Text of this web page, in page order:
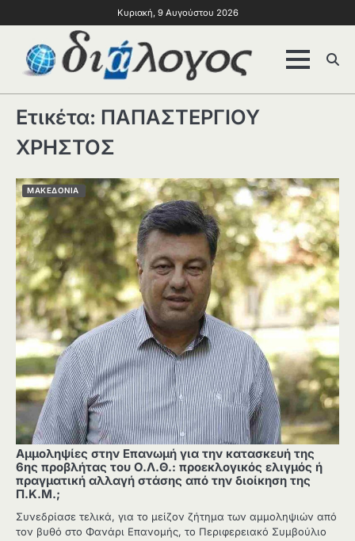
Κυριακή, 9 Αυγούστου 2026
Ετικέτα: ΠΑΠΑΣΤΕΡΓΙΟΥ
ΧΡΗΣΤΟΣ
ΜΑΚΕΔΟΝΙΑ
Αμμοληψίες στην Επανωμή για την κατασκευή της
6ης προβλήτας του Ο.Λ.Θ.: προεκλογικός ελιγμός ή
πραγματική αλλαγή στάσης από την διοίκηση της
Π.Κ.Μ.;
Συνεδρίασε τελικά, για το μείζον ζήτημα των αμμοληψιών από
τον βυθό στο Φανάρι Επανομής, το Περιφερειακό Συμβούλιο